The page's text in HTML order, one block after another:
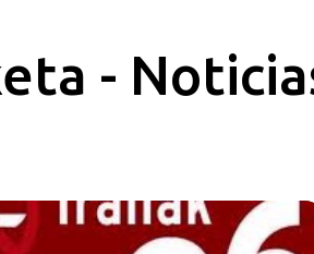
-
| PADRES Y MADRES